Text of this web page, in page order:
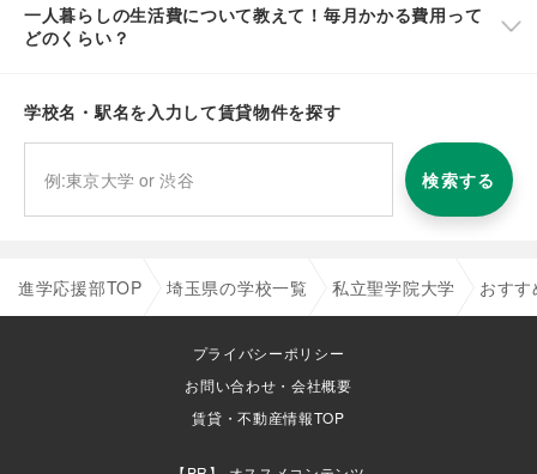
一人暮らしの生活費について教えて！毎月かかる費用って
どのくらい？
学校名・駅名を入力して賃貸物件を探す
検索する
進学応援部TOP 埼玉県の学校一覧 私立聖学院大学 おす
プライバシーポリシー
お問い合わせ・会社概要
賃貸・不動産情報TOP